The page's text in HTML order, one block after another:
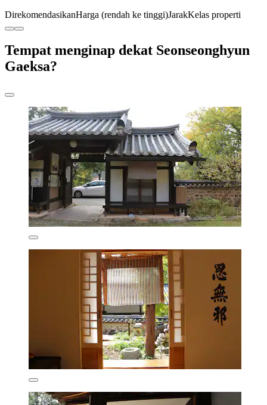
DirekomendasikanHarga (rendah ke tinggi)JarakKelas properti
Tempat menginap dekat Seonseonghyun
Gaeksa?